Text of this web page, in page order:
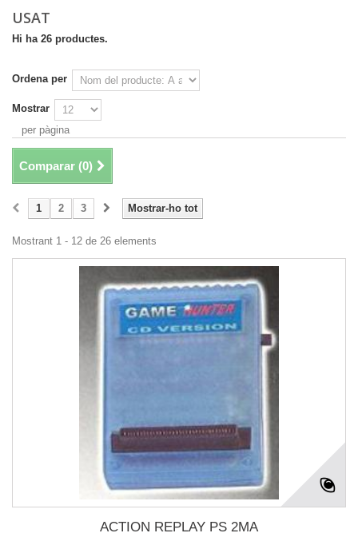
USAT
Hi ha 26 productes.
Ordena per
Mostrar
per pàgina
Comparar (0)
Mostrar-ho tot
1 2 3
Mostrant 1 - 12 de 26 elements
ACTION REPLAY PS 2MA